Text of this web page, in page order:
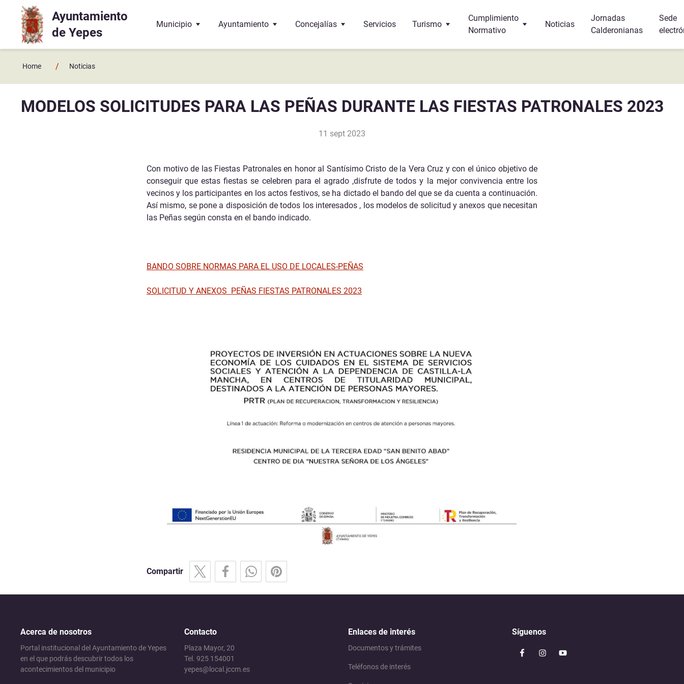
Ir a contenido principal
Ayuntamiento
de Yepes
Municipio
Historia
Geografía
Hermanamiento con Sante-Eulalie
Hermanamiento con Vega de Alatorre (Mexico)
Ayuntamiento
La corporación
El pleno
Documentos y trámites
Teléfonos de interés
Concejalías
Cultura
Bienestar social
Deportes
Economía y Hacienda
Festejos
Servicios Turismo
¿Dónde comer y dormir?
Monumentos
Cumplimiento
Normativo
Canal Interno de Información
Noticias
Jornadas
Calderonianas
Sede
Home / Noticias
MODELOS SOLICITUDES PARA LAS PEÑAS DURANTE LAS FIESTAS PATRONALES 2023
11 sept 2023
Con motivo de las Fiestas Patronales en honor al Santísimo Cristo de la Vera Cruz y con el único objetivo de
conseguir que estas fiestas se celebren para el agrado ,disfrute de todos y la mejor convivencia entre los
vecinos y los participantes en los actos festivos, se ha dictado el bando del que se da cuenta a continuación.
Así mismo, se pone a disposición de todos los interesados , los modelos de solicitud y anexos que necesitan
las Peñas según consta en el bando indicado.
BANDO SOBRE NORMAS PARA EL USO DE LOCALES-PEÑAS
SOLICITUD Y ANEXOS PEÑAS FIESTAS PATRONALES 2023
Compartir
Acerca de nosotros
Portal institucional del Ayuntamiento de Yepes
en el que podrás descubrir todos los
acontecimientos del municipio
Contacto
Plaza Mayor, 20
Tel. 925 154001
yepes@local.jccm.es
Enlaces de interés
Documentos y trámites
Teléfonos de interés
Síguenos